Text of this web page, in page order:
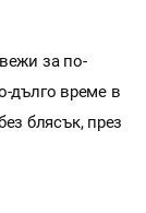
за по-
дълго време в
блясък, през